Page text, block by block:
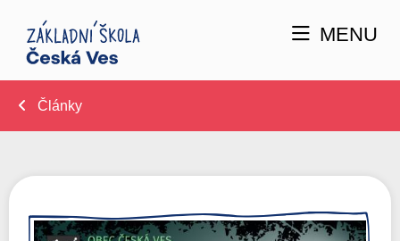
MENU
Články